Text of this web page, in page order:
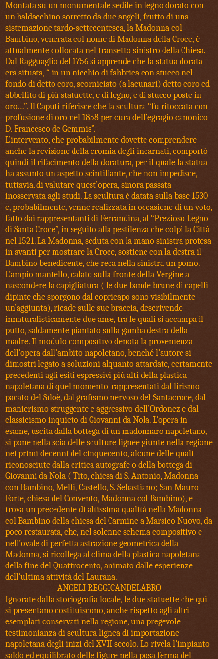
Montata su un monumentale sedile in legno dorato con
un baldacchino sorretto da due angeli, frutto di una
sistemazione tardo-settecentesca, la Madonna col
Bambino, venerata col nome di Madonna della Croce, è
attualmente collocata nel transetto sinistro della Chiesa.
Dal Ragguaglio del 1756 si apprende che la statua dorata
era situata, “ in un nicchio di fabbrica con stucco nel
fondo di detto coro, scorniciato (a lacunari) detto coro ed
abbellito di più statuette, e di legno, e di stucco poste in
oro…”. Il Caputi riferisce che la scultura “fu ritoccata con
profusione di oro nel 1858 per cura dell’egragio canonico
D. Francesco de Gemmis”.
L’intervento, che probabilmente dovette comprendere
anche la revisione della cromia degli incarnati, comportò
quindi il rifacimento della doratura, per il quale la statua
ha assunto un aspetto scintillante, che non impedisce,
tuttavia, di valutare quest’opera, sinora passata
inosservata agli studi. La scultura è datata sulla base 1530
e, probabilmente, venne realizzata in occasione di un voto,
fatto dai rappresentanti di Ferrandina, al “Prezioso Legno
di Santa Croce”, in seguito alla pestilenza che colpì la Città
nel 1521. La Madonna, seduta con la mano sinistra protesa
in avanti per mostrare la Croce, sostiene con la destra il
Bambino benedicente, che reca nella sinistra un pomo.
L’ampio mantello, calato sulla fronte della Vergine a
nascondere la capigliatura ( le due bande brune di capelli
dipinte che sporgono dal copricapo sono visibilmente
un’aggiunta), ricade sulle sue braccia, descrivendo
innaturalisticamente due anse, tra le quali si accampa il
putto, saldamente piantato sulla gamba destra della
madre. Il modulo compositivo denota la provenienza
dell’opera dall’ambito napoletano, benché l’autore si
dimostri legato a soluzioni alquanto attardate, certamente
precedenti agli esiti espressivi più alti della plastica
napoletana di quel momento, rappresentati dal lirismo
pacato del Siloè, dal grafismo nervoso del Santacroce, dal
manierismo struggente e aggressivo dell’Ordonez e dal
classicismo inquieto di Giovanni da Nola. L’opera in
esame, uscita dalla bottega di un madonnaro napoletano,
si pone nella scia delle sculture lignee giunte nella regione
nei primi decenni del cinquecento, alcune delle quali
riconosciute dalla critica autografe o della bottega di
Giovanni da Nola ( Tito, chiesa di S. Antonio, Madonna
con Bambino, Melfi, Castello, S. Sebastiano; San Mauro
Forte, chiesa del Convento, Madonna col Bambino), e
trova un precedente di altissima qualità nella Madonna
col Bambino della chiesa del Carmine a Marsico Nuovo, da
poco restaurata, che, nel solenne schema compositivo e
nell’ovale di perfetta astrazione geometrica della
Madonna, si ricollega al clima della plastica napoletana
della fine del Quattrocento, animato dalle esperienze
dell’ultima attività del Laurana.
ANGELI REGGICANDELABRO
Ignorate dalla storiografia locale, le due statuette che qui
si presentano costituiscono, anche rispetto agli altri
esemplari conservati nella regione, una pregevole
testimonianza di scultura lignea di importazione
napoletana degli inizi del XVII secolo. Lo rivela l’impianto
saldo ed equilibrato delle figure nella posa ferma del